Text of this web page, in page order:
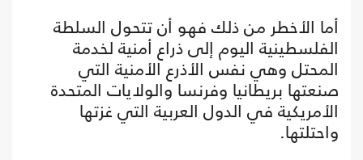
أما الأخطر من ذلك فهو أن تتحول السلطة
الفلسطينية اليوم إلى ذراع أمنية لخدمة
المحتل وهي نفس الأذرع الأمنية التي
صنعتها بريطانيا وفرنسا والولايات المتحدة
الأمريكية في الدول العربية التي غزتها
واحتلتها.